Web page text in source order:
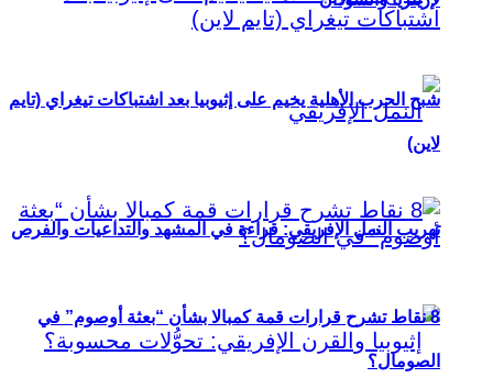
تهريب النمل الإفريقي: قراءة في المشهد والتداعيات والفرص
شبح الحرب الأهلية يخيم على إثيوبيا بعد اشتباكات تيغراي (تايم
لاين)
8 نقاط تشرح قرارات قمة كمبالا بشأن “بعثة أوصوم” في
الصومال؟